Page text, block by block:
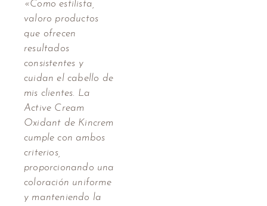
«Como estilista,
valoro productos
que ofrecen
resultados
consistentes y
cuidan el cabello de
mis clientes. La
Active Cream
Oxidant de Kincrem
cumple con ambos
criterios,
proporcionando una
coloración uniforme
y manteniendo la